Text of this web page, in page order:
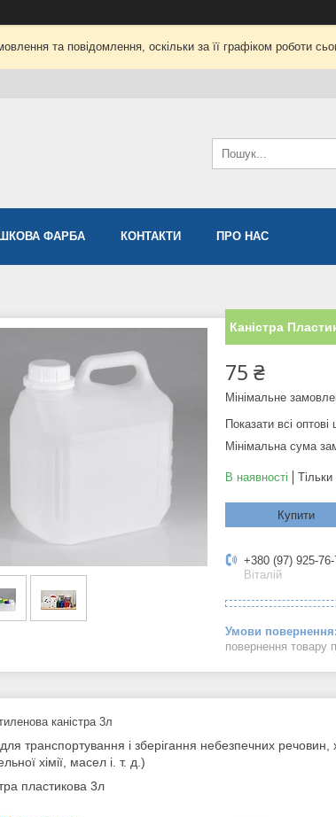
та повідомлення, оскільки за її графіком роботи
ФАРБА КОНТАКТИ ПРО НАС
Каністра
75 ₴
Мінімальне
Показати всі оптові
Мінімальна сума
В наявності
Купити
+380 (97) 925-
Віталій
повернення товару
каністра 3л
транспортування і зберігання небезпечних речовин,
хімії, масел і. т. д.)
пластикова 3л